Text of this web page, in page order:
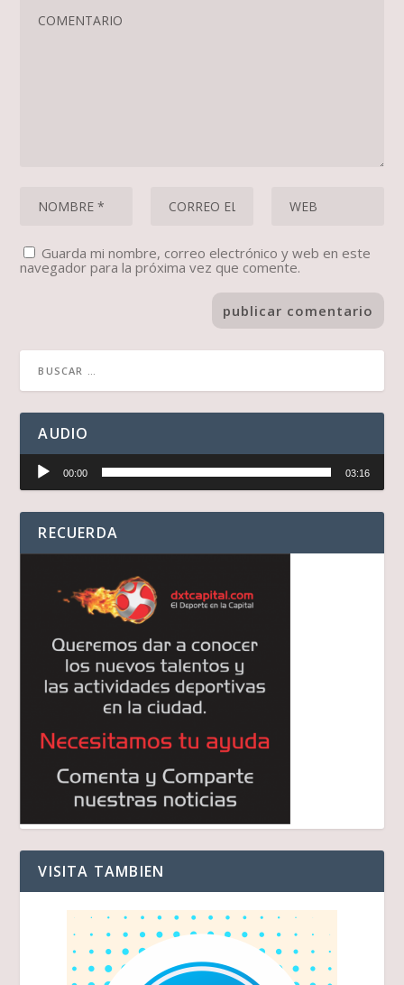
Guarda mi nombre, correo electrónico y web en este
navegador para la próxima vez que comente.
AUDIO
Reproductor
audio
00:00 03:16
RECUERDA
VISITA TAMBIEN